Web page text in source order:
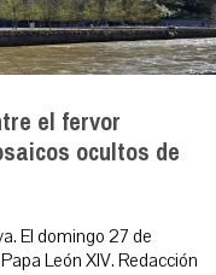
el fervor
ocultos de
El domingo 27 de
León XIV. Redacción